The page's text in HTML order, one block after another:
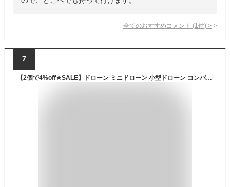
全てのおすすめコメント (1 件) >
7
【2個で4%off★SALE】ドローン ミニドローン 小型ドローン コンパクトドローン ラジコン トリック機能付 子供 プレゼント 予備プロペラ付き 免許不要 子供向け おもちゃ 屋内 初心者 誕生日 キッズ 送料無料 子供の日 母の日 おうち 家中 親子で遊べる ラッピング可